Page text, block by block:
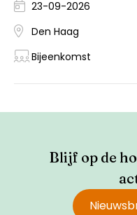
23-09-2026
Den Haag
Bijeenkomst
Blijf op de